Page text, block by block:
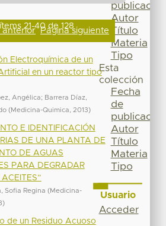
21-40 de 128
anterior Página siguiente
Electroquímica de un
en un reactor tipo
Angélica; Barrera Díaz,
(Medicina-Quimica 2013)
E IDENTIFICACIÓN
DE UNA PLANTA DE
DE AGUAS
PARA DEGRADAR
Sofia Regina (Medicina-
)
de un Residuo Acuoso
publicación
Autor
Título
Materia
Tipo
Esta
colección
Fecha
de
publicación
Autor
Título
Materia
Tipo
Usuario
Acceder